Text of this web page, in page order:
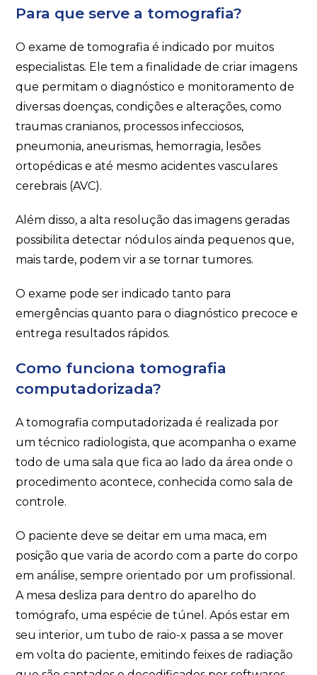
Para que serve a tomografia?
O exame de tomografia é indicado por muitos
especialistas. Ele tem a finalidade de criar imagens
que permitam o diagnóstico e monitoramento de
diversas doenças, condições e alterações, como
traumas cranianos, processos infecciosos,
pneumonia, aneurismas, hemorragia, lesões
ortopédicas e até mesmo acidentes vasculares
cerebrais (AVC).
Além disso, a alta resolução das imagens geradas
possibilita detectar nódulos ainda pequenos que,
mais tarde, podem vir a se tornar tumores.
O exame pode ser indicado tanto para
emergências quanto para o diagnóstico precoce e
entrega resultados rápidos.
Como funciona tomografia
computadorizada?
A tomografia computadorizada é realizada por
um técnico radiologista, que acompanha o exame
todo de uma sala que fica ao lado da área onde o
procedimento acontece, conhecida como sala de
controle.
O paciente deve se deitar em uma maca, em
posição que varia de acordo com a parte do corpo
em análise, sempre orientado por um profissional.
A mesa desliza para dentro do aparelho do
tomógrafo, uma espécie de túnel. Após estar em
seu interior, um tubo de raio-x passa a se mover
em volta do paciente, emitindo feixes de radiação